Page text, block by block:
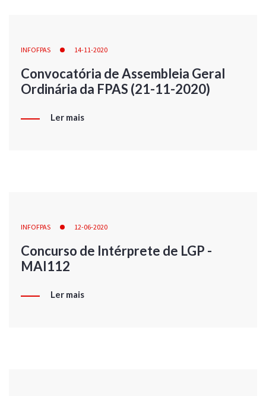
INFOFPAS 14-11-2020
Convocatória de Assembleia Geral
Ordinária da FPAS (21-11-2020)
Ler mais
INFOFPAS 12-06-2020
Concurso de Intérprete de LGP -
MAI112
Ler mais